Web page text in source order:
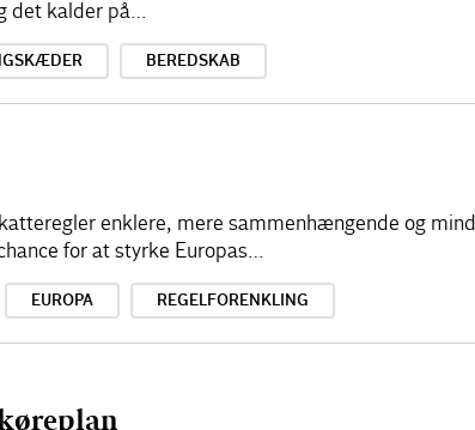
det kalder på…
BEREDSKAB
enklere, mere sammenhængende og
for at styrke Europas…
EUROPA REGELFORENKLING